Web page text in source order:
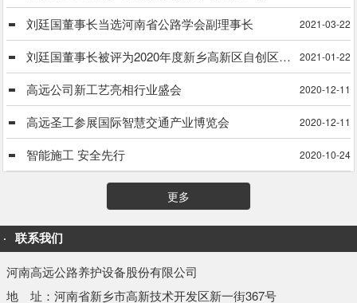
刘廷国董事长当选河南省公路学会副理事长 2021-03-22
刘廷国董事长被评为2020年度新乡高新区自创区建设工作先进个人 2021-01-22
高远公司新工艺亮相行业盛会 2020-12-11
高远圣工参展国际智慧交通产业博览会 2020-12-11
智能施工 安全先行 2020-10-24
更多
联系我们
河南高远公路养护设备股份有限公司
地 址：河南省新乡市高新技术开发区新一街367号